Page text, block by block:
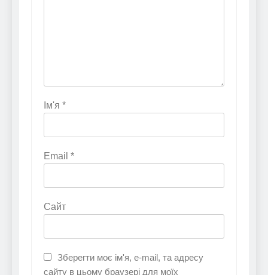
Ім'я *
Email *
Сайт
Зберегти моє ім'я, e-mail, та адресу
сайту в цьому браузері для моїх